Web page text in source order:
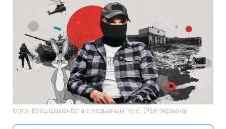
Фото: боец Шаманбата с позывным "Кос" (РБК-Украина)